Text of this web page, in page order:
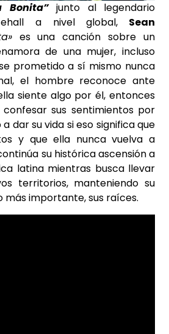
Bonita”junto al legendario
a nivel global, Sean
es una canción sobre un
de una mujer, incluso
prometido a sí mismo nunca
el hombre reconoce ante
siente algo por él, entonces
sus sentimientos por
dar su vida si eso significa que
y que ella nunca vuelva a
su histórica ascensión a
latina mientras busca llevar
territorios, manteniendo su
más importante, sus raíces.